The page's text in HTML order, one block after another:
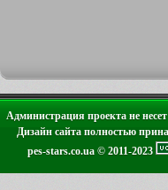
Администрация проекта не
Дизайн сайта полностью
pes-stars.co.ua © 2011-2023